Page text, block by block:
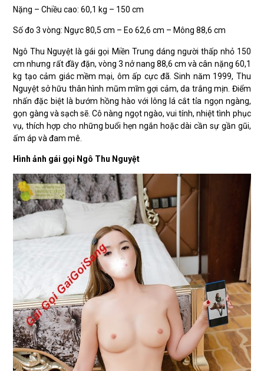
Nặng – Chiều cao: 60,1 kg – 150 cm
Số đo 3 vòng: Ngực 80,5 cm – Eo 62,6 cm – Mông 88,6 cm
Ngô Thu Nguyệt là gái gọi Miền Trung dáng người thấp nhỏ 150
cm nhưng rất đầy đặn, vòng 3 nở nang 88,6 cm và cân nặng 60,1
kg tạo cảm giác mềm mại, ôm ấp cực đã. Sinh năm 1999, Thu
Nguyệt sở hữu thân hình mũm mĩm gợi cảm, da trắng mịn. Điểm
nhấn đặc biệt là bướm hồng hào với lông lá cắt tỉa ngọn ngàng,
gọn gàng và sạch sẽ. Cô nàng ngọt ngào, vui tính, nhiệt tình phục
vụ, thích hợp cho những buổi hẹn ngắn hoặc dài cần sự gần gũi,
ấm áp và đam mê.
Hình ảnh gái gọi Ngô Thu Nguyệt